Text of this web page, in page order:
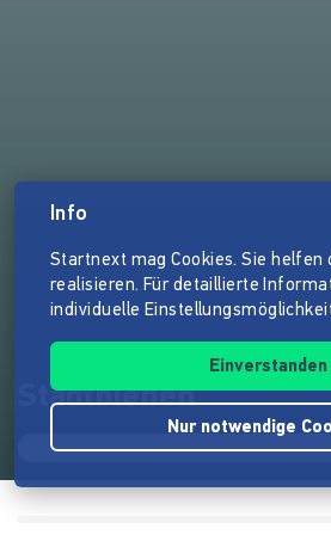
Stadtbienen
Info
Startnext mag Cookies. Sie helfen
realisieren. Für detaillierte
individuelle
Einverstanden
Nur notwendige